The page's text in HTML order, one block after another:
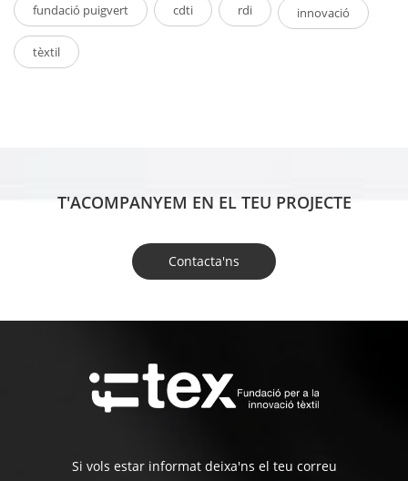
fundació puigvert cdti rdi innovació
tèxtil
T'ACOMPANYEM EN EL TEU PROJECTE
Contacta'ns
Si vols estar informat deixa'ns el teu correu